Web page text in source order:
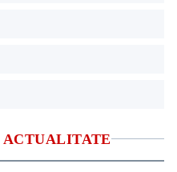
ACTUALITATE